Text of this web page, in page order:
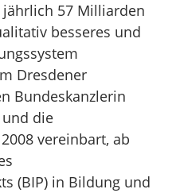
57 Milliarden
besseres und
Dresdener
Bundeskanzlerin
und die
vereinbart, ab
(BIP) in Bildung und